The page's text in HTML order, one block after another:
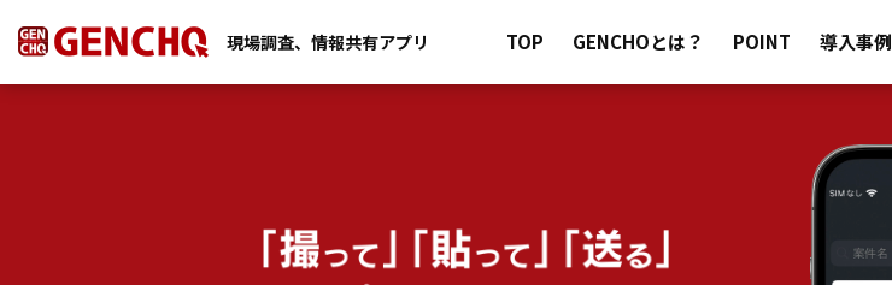
現場調査、情報共有アプリ TOP GENCHOとは？ POINT 導入事例